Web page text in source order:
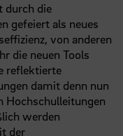
durch die
gefeiert als neues
von anderen
die neuen Tools
reflektierte
damit denn nun
Hochschulleitungen
werden
der